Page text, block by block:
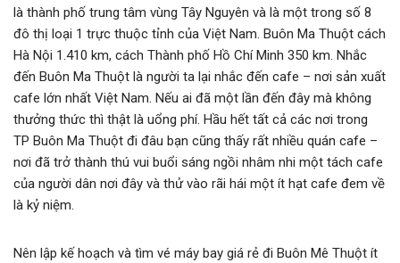
là thành phố trung tâm vùng Tây Nguyên và là một trong số 8
đô thị loại 1 trực thuộc tỉnh của Việt Nam. Buôn Ma Thuột cách
Hà Nội 1.410 km, cách Thành phố Hồ Chí Minh 350 km. Nhắc
đến Buôn Ma Thuột là người ta lại nhắc đến cafe – nơi sản xuất
cafe lớn nhất Việt Nam. Nếu ai đã một lần đến đây mà không
thưởng thức thì thật là uổng phí. Hầu hết tất cả các nơi trong
TP Buôn Ma Thuột đi đâu bạn cũng thấy rất nhiều quán cafe –
nơi đã trở thành thú vui buổi sáng ngồi nhâm nhi một tách cafe
của người dân nơi đây và thử vào rãi hái một ít hạt cafe đem về
là kỷ niệm.
Nên lập kế hoạch và tìm vé máy bay giá rẻ đi Buôn Mê Thuột ít